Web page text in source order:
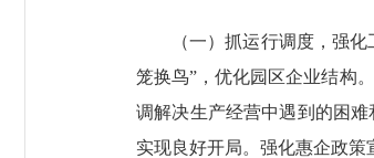
（一）抓运行调度，强化工
笼换鸟”，优化园区企业结构
调解决生产经营中遇到的困
实现良好开局。强化惠企政策